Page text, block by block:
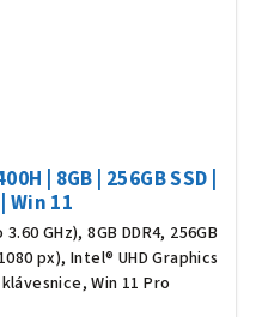
| 8GB | 256GB SSD |
Win 11
GHz), 8GB DDR4, 256GB
px), Intel® UHD Graphics
Win 11 Pro